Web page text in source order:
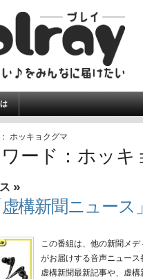
ホッキョクグマ
ード：ホッキ
»
構新聞ニュース
この番組は、他の新聞メ
がお届けする音声ニュース
虚構新聞最新記事や、虚